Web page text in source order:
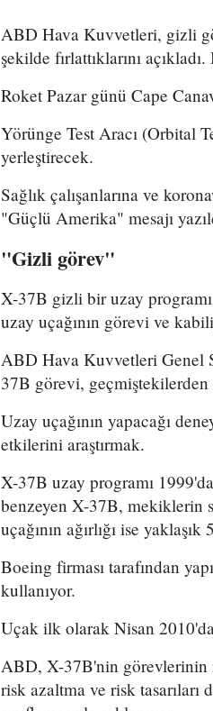
ABD Hava Kuvvetleri, gizli
şekilde fırlattıklarını
Roket Pazar günü Cape
Yörünge Test Aracı (Orbital
yerleştirecek.
Sağlık çalışanlarına ve
"Güçlü Amerika" mesajı
"Gizli görev"
X-37B gizli bir uzay
uzay uçağının görevi ve
ABD Hava Kuvvetleri Genel
37B görevi,
Uzay uçağının yapacağı
etkilerini araştırmak.
X-37B uzay programı
benzeyen X-37B, mekiklerin
uçağının ağırlığı ise yaklaşık
Boeing firması tarafından
kullanıyor.
Uçak ilk olarak Nisan
ABD, X-37B'nin görevlerinin
risk azaltma ve risk